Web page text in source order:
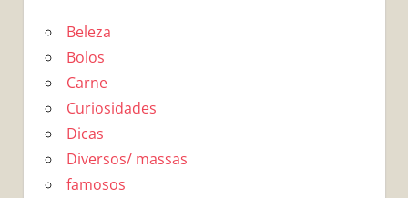
Beleza
Bolos
Carne
Curiosidades
Dicas
Diversos/ massas
famosos